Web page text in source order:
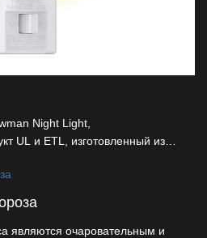
Night Light,
UL и ETL, изготовленный из
к любой розетке, освещая
подходит для декоративных
инновации с праздничным
являются очаровательным и